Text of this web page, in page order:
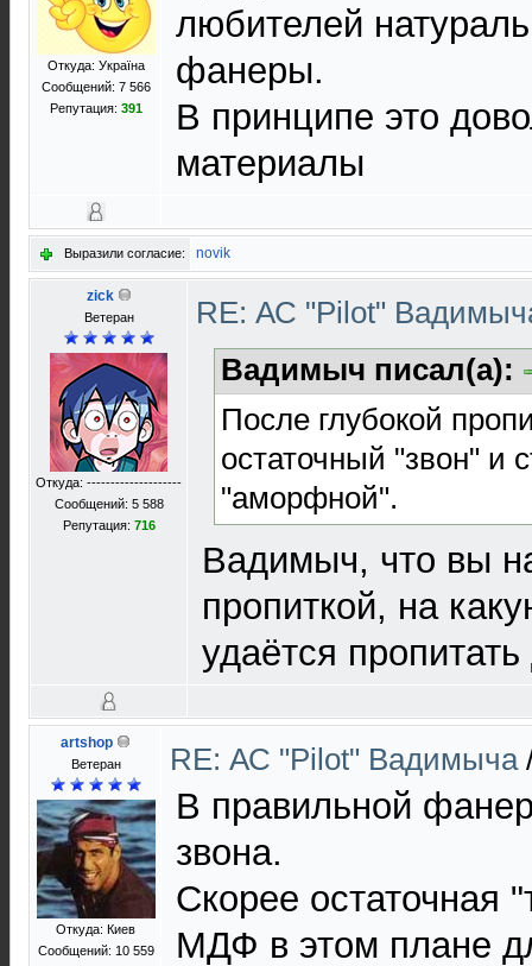
Откуда: Україна
Сообщений: 7 566
Репутация: 391
любителей
фанеры.
В принципе это
материалы
Выразили согласие: novik
zick
Ветеран
Откуда: --------------------
Сообщений: 5 588
Репутация: 716
RE: АС "Pilot"
Вадимыч писал(а):
После глубокой
остаточный "звон" и
"аморфной".
Вадимыч, что вы
пропиткой, на
удаётся
artshop
Ветеран
Откуда: Киев
Сообщений: 10 559
RE: АС "Pilot" Вадимыча
В правильной
звона.
Скорее остаточная
МДФ в этом плане